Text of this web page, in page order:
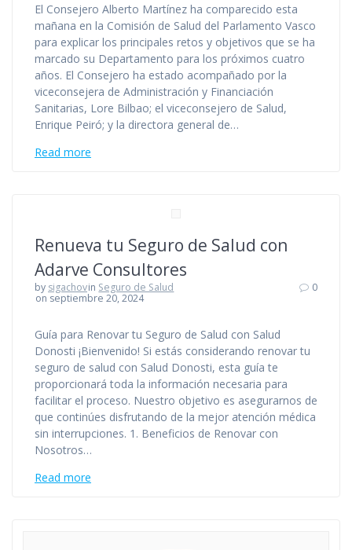
El Consejero Alberto Martínez ha comparecido esta
mañana en la Comisión de Salud del Parlamento Vasco
para explicar los principales retos y objetivos que se ha
marcado su Departamento para los próximos cuatro
años. El Consejero ha estado acompañado por la
viceconsejera de Administración y Financiación
Sanitarias, Lore Bilbao; el viceconsejero de Salud,
Enrique Peiró; y la directora general de…
Read more
Renueva tu Seguro de Salud con
Adarve Consultores
by sigachovin Seguro de Salud
on septiembre 20, 2024
0
Guía para Renovar tu Seguro de Salud con Salud
Donosti ¡Bienvenido! Si estás considerando renovar tu
seguro de salud con Salud Donosti, esta guía te
proporcionará toda la información necesaria para
facilitar el proceso. Nuestro objetivo es asegurarnos de
que continúes disfrutando de la mejor atención médica
sin interrupciones. 1. Beneficios de Renovar con
Nosotros…
Read more